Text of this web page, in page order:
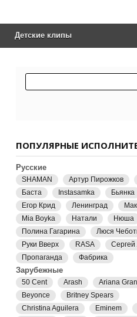
Детские клипы
ПОПУЛЯРНЫЕ
Русские
SHAMAN Артур Пирожков
Баста
Instasamka Бьянка
Егор Крид
Ленинград
Mia Boyka
Натали Нюша
Полина Гагарина
Люся
Руки Вверх
RASA
Сергей
Пропаганда
Фабрика
Зарубежные
50 Cent Arash
Ariana
Beyonce
Britney Spears
Christina Aguilera
Eminem